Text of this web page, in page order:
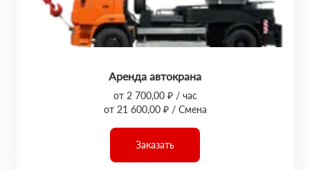
Аренда автокрана
от 2 700,00 ₽ / час
от 21 600,00 ₽ / Смена
Заказать